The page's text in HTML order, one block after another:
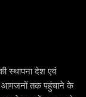
स्थापना देश एवं
आमजनों तक पहुंचाने के